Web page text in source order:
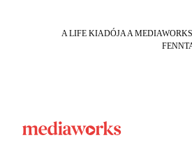
A LIFE KIADÓJA A